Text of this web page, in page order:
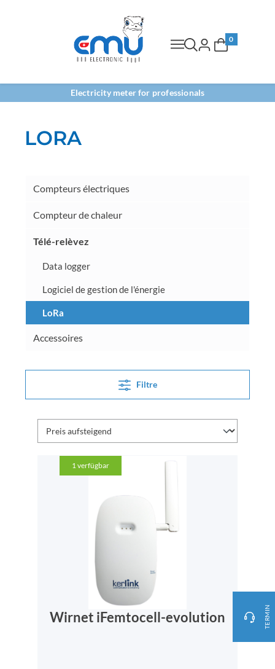
TERMIN
0
Electricity meter for professionals
LORA
Compteurs électriques
Compteur de chaleur
Télé-relèvez
Data logger
Logiciel de gestion de l'énergie
LoRa
Accessoires
Filtre
1verfügbar
Wirnet iFemtocell-evolution